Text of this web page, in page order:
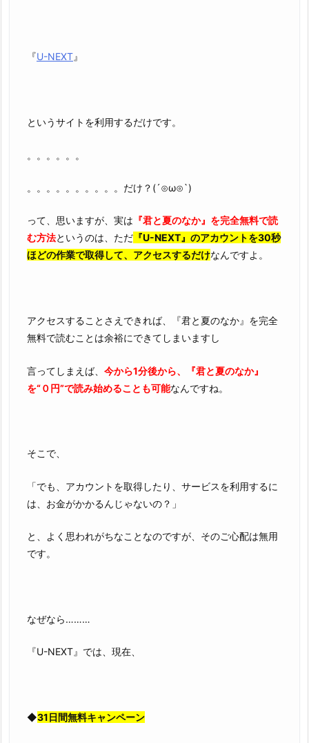
『U-NEXT』
というサイトを利用するだけです。
。。。。。。
。。。。。。。。。。だけ？(´⊙ω⊙`)
って、思いますが、実は 『君と夏のなか』を完全無料で読
む方法というのは、ただ 『U-NEXT』のアカウントを30秒
ほどの作業で取得して、アクセスするだけなんですよ。
アクセスすることさえできれば、『君と夏のなか』を完全
無料で読むことは余裕にできてしまいますし
言ってしまえば、 今から1分後から、『君と夏のなか』
を“０円”で読み始めることも可能なんですね。
そこで、
「でも、アカウントを取得したり、サービスを利用するに
は、お金がかかるんじゃないの？」
と、よく思われがちなことなのですが、そのご心配は無用
です。
なぜなら………
『U-NEXT』では、現在、
◆31日間無料キャンペーン